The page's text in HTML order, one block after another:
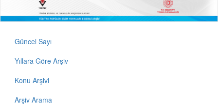
Güncel Sayı
Yıllara Göre Arşiv
Konu Arşivi
Arşiv Arama